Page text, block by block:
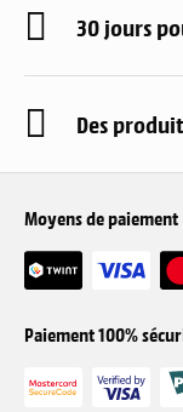
30 jours
Des
Moyens de paiement
Paiement 100%